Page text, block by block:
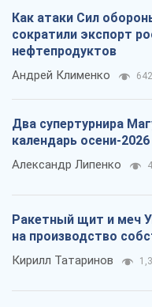
Как атаки Сил
сократили экспорт
нефтепродуктов
Андрей Клименко 642
Два супертурнира
календарь осени-2026
Александр Липенко
Ракетный щит и меч
на производство
Кирилл Татаринов